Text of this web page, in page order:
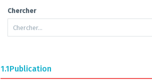
Chercher
1.1Publication